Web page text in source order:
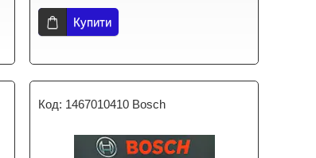
Купити
1467010410 Bosch